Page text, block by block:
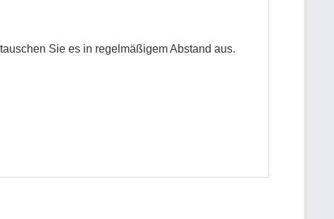
Sie es in regelmäßigem Abstand aus.